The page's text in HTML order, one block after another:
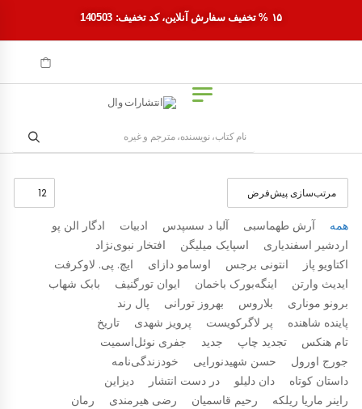
۱۵ % تخفیف سفارش آنلاین، کد تخفیف: 140503
همه آرش طهماسبی آلبا د سسپدس ادبیات
ادگار الن پو
اردشیر اسفندیاری
اسپایک میلیگن
افتخار نبوی‌نژاد
اکتاویو پاز
انتونی برجس اوسامو دازای
ایچ. پی. لاوکرفت
ایدیث وارتن
اینگه‌بورک باخمان ایوان تورگنیف
بابک شهاب
برونو موناری
بلاروس بهروز تورانی
پال رند
پاینده شاهنده
پر لاگرکویست پرویز شهدی
تاریخ
تام هنکس
تجدید چاپ جدید
جفری نوئل‌اسمیت
جورج اورول
حسن شهیدنورایی
خودزندگی‌نامه
داستان کوتاه
دان دلیلو در دست انتشار
دیزاین
راینر ماریا ریلکه
رحیم قاسمیان رضی هیرمندی
رمان